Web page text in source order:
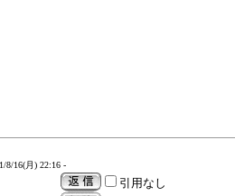
8/16(月) 22:16 -
引用なし